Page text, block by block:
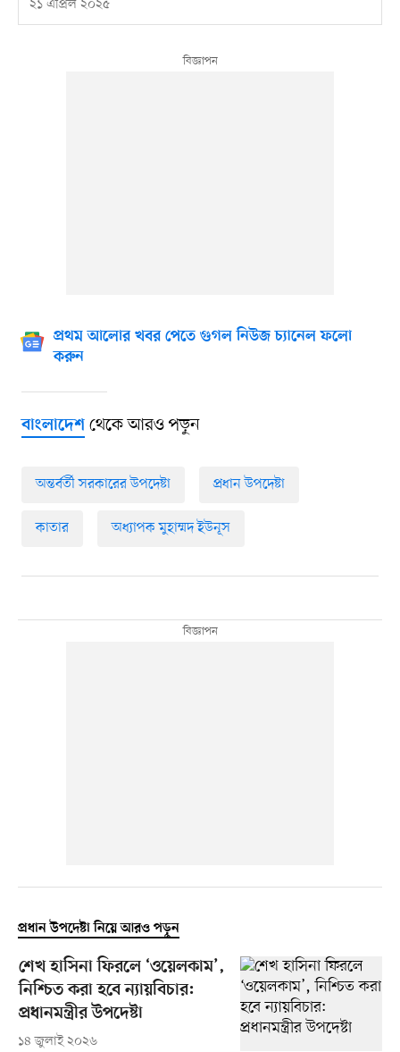
২১ এপ্রিল ২০২৫
প্রথম আলোর খবর পেতে গুগল নিউজ চ্যানেল ফলো
করুন
বাংলাদেশথেকে আরও পড়ুন
অন্তর্বর্তী সরকারের উপদেষ্টা প্রধান উপদেষ্টা
কাতার অধ্যাপক মুহাম্মদ ইউনূস
প্রধান উপদেষ্টা নিয়ে আরও পড়ুন
শেখ হাসিনা ফিরলে ‘ওয়েলকাম’,
নিশ্চিত করা হবে ন্যায়বিচার:
প্রধানমন্ত্রীর উপদেষ্টা
১৪ জুলাই ২০২৬